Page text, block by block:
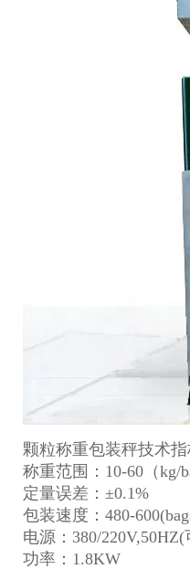
颗粒称重包装秤技术
称重范围：10-60（kg/
定量误差：±0.1%
包装速度：480-
电源：380/220V,50HZ(
功率：1.8KW